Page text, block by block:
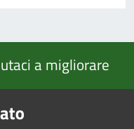
a migliorare